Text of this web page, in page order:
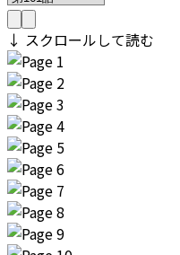
↓ スクロールして読む